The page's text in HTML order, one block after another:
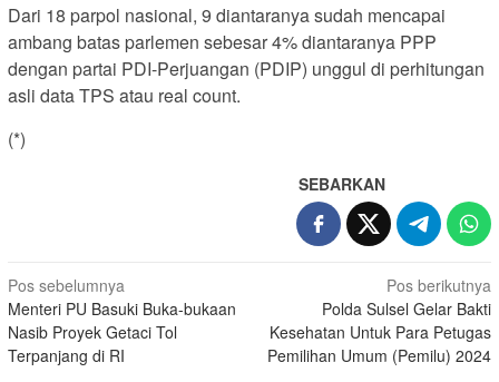
Dari 18 parpol nasional, 9 diantaranya sudah mencapai
ambang batas parlemen sebesar 4% diantaranya PPP
dengan partai PDI-Perjuangan (PDIP) unggul di perhitungan
asli data TPS atau real count.
(*)
SEBARKAN
Navigasi
pos
Pos sebelumnya
Menteri PU Basuki Buka-bukaan
Nasib Proyek Getaci Tol
Terpanjang di RI
Pos berikutnya
Polda Sulsel Gelar Bakti
Kesehatan Untuk Para Petugas
Pemilihan Umum (Pemilu) 2024